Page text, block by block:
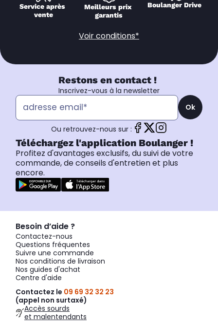
Service après
vente
Meilleurs prix
garantis
Boulanger Drive
Voir conditions*
Restons en contact !
Inscrivez-vous à la newsletter
Ok
Ou retrouvez-nous sur :
Téléchargez l'application Boulanger !
Profitez d'avantages exclusifs, du suivi de votre
commande, de conseils d'entretien et plus
encore.
Besoin d’aide ?
Contactez-nous
Questions fréquentes
Suivre une commande
Nos conditions de livraison
Nos guides d'achat
Centre d'aide
Contactez le 09 69 32 32 23
(appel non surtaxé)
Accès sourds
et malentendants